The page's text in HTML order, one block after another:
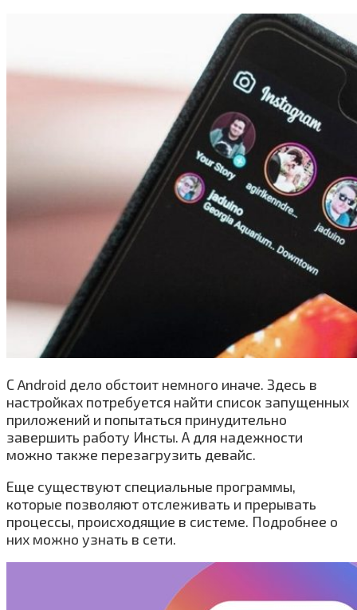
С Android дело обстоит немного иначе. Здесь в
настройках потребуется найти список запущенных
приложений и попытаться принудительно
завершить работу Инсты. А для надежности
можно также перезагрузить девайс.
Еще существуют специальные программы,
которые позволяют отслеживать и прерывать
процессы, происходящие в системе. Подробнее о
них можно узнать в сети.